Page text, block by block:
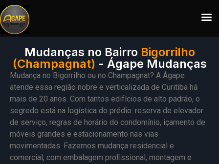
Mudanças no Bairro Bigorrilho
(Champagnat) - Ágape Mudanças
Mudança no Bigorrilho ou no Champagnat? A Ágape
atende essa região nobre e verticalizada de Curitiba há
mais de 20 anos. Com tantos edifícios de alto padrão, o
segredo está na logística do prédio: reserva de elevador
de serviço, regras de horário do condomínio, içamento de
móveis grandes e estacionamento nas vias
movimentadas. Fazemos mudança residencial e
comercial, com embalagem profissional, montagem e